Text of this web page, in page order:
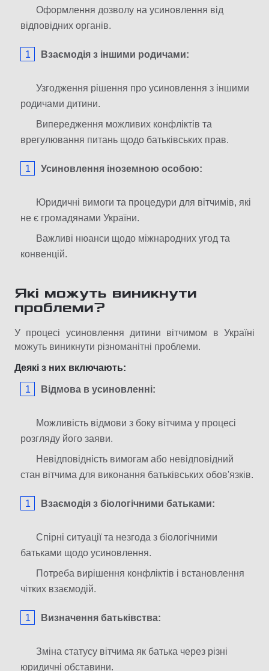
Оформлення дозволу на усиновлення від
відповідних органів.
Взаємодія з іншими родичами:
Узгодження рішення про усиновлення з іншими
родичами дитини.
Випередження можливих конфліктів та
врегулювання питань щодо батьківських прав.
Усиновлення іноземною особою:
Юридичні вимоги та процедури для вітчимів, які
не є громадянами України.
Важливі нюанси щодо міжнародних угод та
конвенцій.
Які можуть виникнути
проблеми?
У процесі усиновлення дитини вітчимом в Україні
можуть виникнути різноманітні проблеми.
Деякі з них включають:
Відмова в усиновленні:
Можливість відмови з боку вітчима у процесі
розгляду його заяви.
Невідповідність вимогам або невідповідний
стан вітчима для виконання батьківських обов'язків.
Взаємодія з біологічними батьками:
Спірні ситуації та незгода з біологічними
батьками щодо усиновлення.
Потреба вирішення конфліктів і встановлення
чітких взаємодій.
Визначення батьківства:
Зміна статусу вітчима як батька через різні
юридичні обставини.